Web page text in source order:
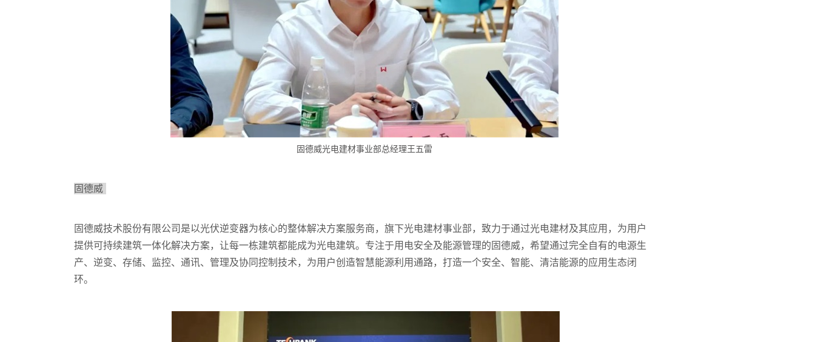
固德威光电建材事业部总经理王五雷
固德威
固德威技术股份有限公司是以光伏逆变器为核心的整体解决方案服务商，旗下光电建材事业部，致力于通过光电建材及其应用，为用户
提供可持续建筑一体化解决方案，让每一栋建筑都能成为光电建筑。专注于用电安全及能源管理的固德威，希望通过完全自有的电源生
产、逆变、存储、监控、通讯、管理及协同控制技术，为用户创造智慧能源利用通路，打造一个安全、智能、清洁能源的应用生态闭
环。